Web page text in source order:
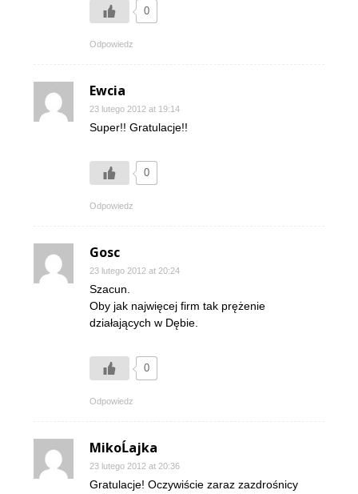
0
Odpowiedz
Ewcia
23 lutego 2012 at 19:14
Super!! Gratulacje!!
0
Odpowiedz
Gosc
23 lutego 2012 at 20:24
Szacun.
Oby jak najwięcej firm tak prężenie
działających w Dębie.
0
Odpowiedz
MikoĹajka
23 lutego 2012 at 20:36
Gratulacje! Oczywiście zaraz zazdrośnicy